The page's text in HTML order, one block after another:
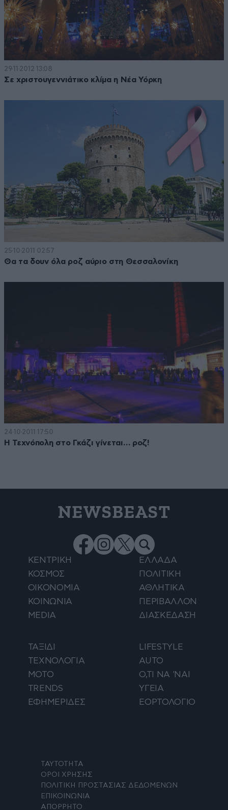
29·11·2012 13:08
Σε χριστουγεννιάτικο κλίμα η Νέα Υόρκη
25·10·2011 02:57
Θα τα δουν όλα ροζ αύριο στη Θεσσαλονίκη
24·10·2011 17:50
Η Τεχνόπολη στο Γκάζι γίνεται… ροζ!
NEWSBEAST
ΚΕΝΤΡΙΚΗ
ΕΛΛΑΔΑ
ΚΟΣΜΟΣ
ΠΟΛΙΤΙΚΗ
ΟΙΚΟΝΟΜΙΑ
ΑΘΛΗΤΙΚΑ
ΚΟΙΝΩΝΙΑ
ΠΕΡΙΒΑΛΛΟΝ
MEDIA
ΔΙΑΣΚΕΔΑΣΗ
ΤΑΞΙΔΙ
LIFESTYLE
ΤΕΧΝΟΛΟΓΙΑ
AUTO
ΜΟΤΟ
Ο,ΤΙ ΝΑ 'ΝΑΙ
TRENDS
ΥΓΕΙΑ
ΕΦΗΜΕΡΙΔΕΣ
ΕΟΡΤΟΛΟΓΙΟ
ΤΑΥΤΟΤΗΤΑ
ΟΡΟΙ ΧΡΗΣΗΣ
ΠΟΛΙΤΙΚΗ ΠΡΟΣΤΑΣΙΑΣ ΔΕΔΟΜΕΝΩΝ
ΕΠΙΚΟΙΝΩΝΙΑ
ΑΠΟΡΡΗΤΟ